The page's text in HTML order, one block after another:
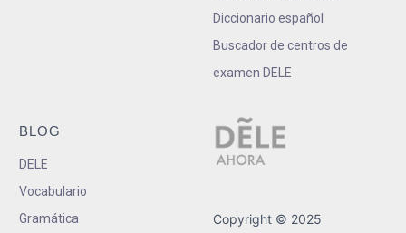
Diccionario español
Buscador de centros de
examen DELE
BLOG
DELE
Vocabulario
Gramática
Copyright © 2025